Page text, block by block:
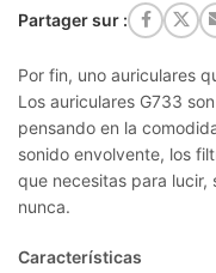
Partager sur :
Por fin, uno auriculares
Los auriculares G733
pensando en la
sonido envolvente, los
que necesitas para lucir,
nunca.
Características